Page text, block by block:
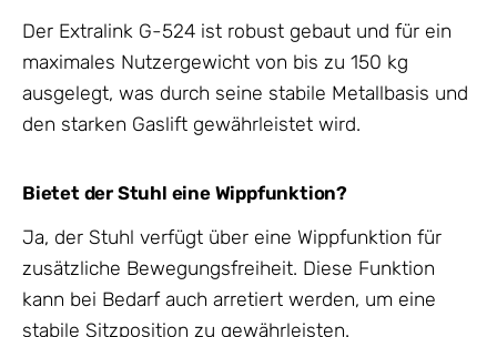
Der Extralink G-524 ist robust gebaut und für ein
maximales Nutzergewicht von bis zu 150 kg
ausgelegt, was durch seine stabile Metallbasis und
den starken Gaslift gewährleistet wird.
Bietet der Stuhl eine Wippfunktion?
Ja, der Stuhl verfügt über eine Wippfunktion für
zusätzliche Bewegungsfreiheit. Diese Funktion
kann bei Bedarf auch arretiert werden, um eine
stabile Sitzposition zu gewährleisten.